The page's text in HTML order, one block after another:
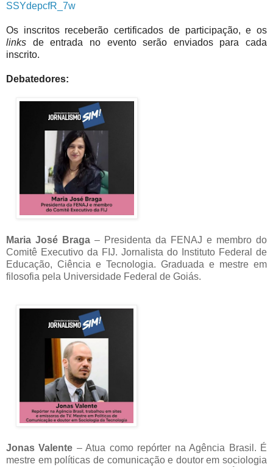
SSYdepcfR_7w
Os inscritos receberão certificados de participação, e os
links de entrada no evento serão enviados para cada
inscrito.
Debatedores:
Maria José Braga – Presidenta da FENAJ e membro do
Comitê Executivo da FIJ. Jornalista do Instituto Federal de
Educação, Ciência e Tecnologia. Graduada e mestre em
filosofia pela Universidade Federal de Goiás.
Jonas Valente – Atua como repórter na Agência Brasil. É
mestre em políticas de comunicação e doutor em sociologia